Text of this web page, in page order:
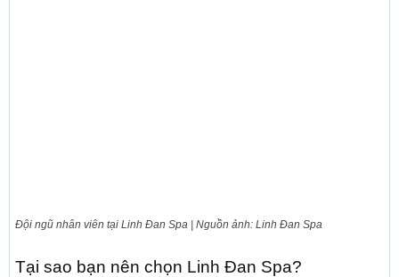
Đội ngũ nhân viên tại Linh Đan Spa | Nguồn ảnh: Linh Đan Spa
Tại sao bạn nên chọn Linh Đan Spa?